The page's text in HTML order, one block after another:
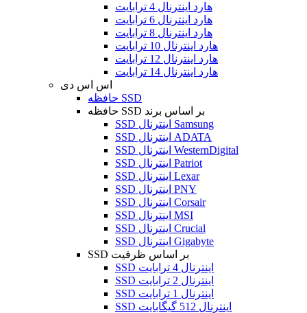
هارد اینترنال 4 ترابایت
هارد اینترنال 6 ترابایت
هارد اینترنال 8 ترابایت
هارد اینترنال 10 ترابایت
هارد اینترنال 12 ترابایت
هارد اینترنال 14 ترابایت
اس اس دی
حافظه SSD
حافظه SSD بر اساس برند
SSD اینترنال Samsung
SSD اینترنال ADATA
SSD اینترنال WesternDigital
SSD اینترنال Patriot
SSD اینترنال Lexar
SSD اینترنال PNY
SSD اینترنال Corsair
SSD اینترنال MSI
SSD اینترنال Crucial
SSD اینترنال Gigabyte
SSD بر اساس ظرفیت
SSD اینترنال 4 ترابایت
SSD اینترنال 2 ترابایت
SSD اینترنال 1 ترابایت
SSD اینترنال 512 گیگابایت